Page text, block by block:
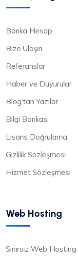
Banka Hesap
Bize Ulaşın
Referanslar
Haber ve Duyurular
Blog'tan Yazılar
Bilgi Bankası
Lisans Doğrulama
Gizlilik Sözleşmesi
Hizmet Sözleşmesi
Web Hosting
Sınırsız Web Hosting